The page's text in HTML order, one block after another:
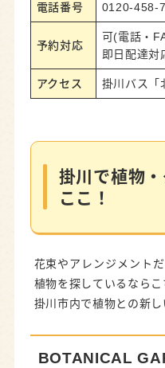
電話番号 0120-458-
予約対応
可(電話・
即日配達対
アクセス 掛川バス「
掛川で植物
ここ！
花束やアレンジメント
植物を探しているならこ
掛川市内で植物との新し
BOTANICAL